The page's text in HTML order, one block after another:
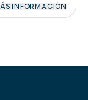
INFORMACIÓN